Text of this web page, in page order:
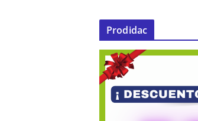
Prodidac